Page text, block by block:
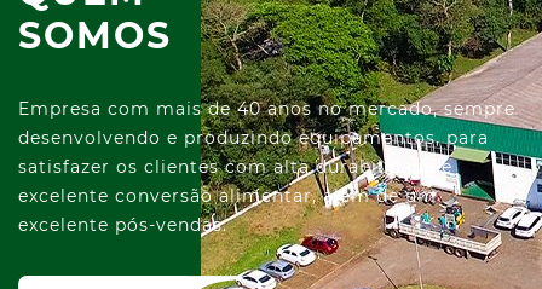
SOMOS
Empresa com mais de 40 anos no mercado, sempre
desenvolvendo e produzindo equipamentos, para
satisfazer os clientes com alta durabilidade e
excelente conversão alimentar, além de um
excelente pós-vendas.